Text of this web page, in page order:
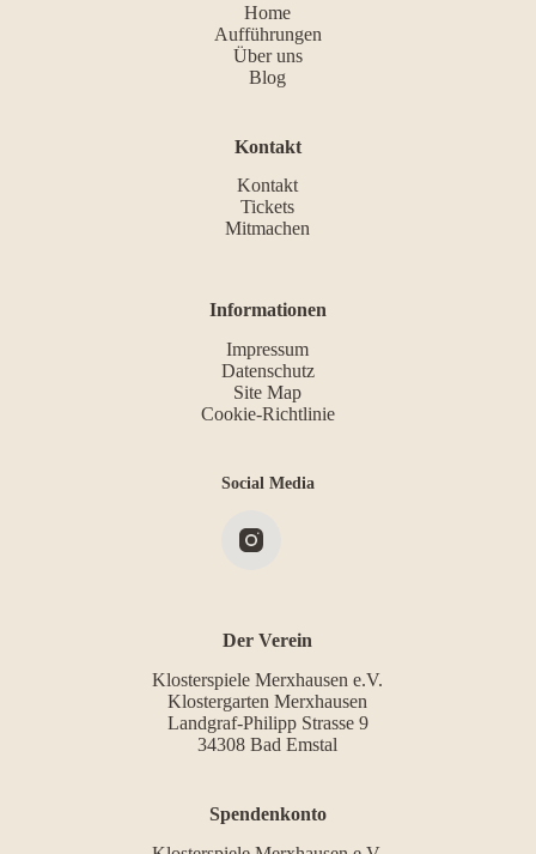
Home
Aufführungen
Über uns
Blog
Kontakt
Kontakt
Tickets
Mitmachen
Informationen
Impressum
Datenschutz
Site Map
Cookie-Richtlinie
Social Media
Der Verein
Klosterspiele Merxhausen e.V.
Klostergarten Merxhausen
Landgraf-Philipp Strasse 9
34308 Bad Emstal
Spendenkonto